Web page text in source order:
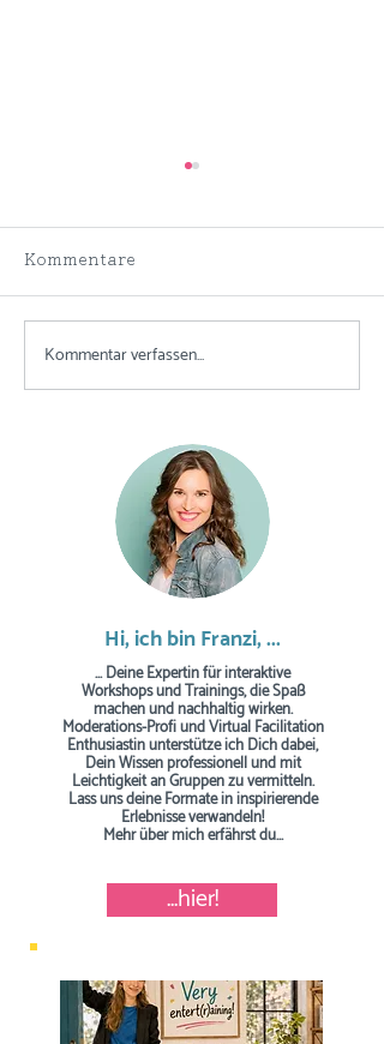
Was ist Concept
Kommentare
Kommentar verfassen...
Hi, ich bin Franzi, ...
... Deine Expertin für interaktive
Workshops und Trainings, die Spaß
machen und nachhaltig wirken.
Moderations-Profi und Virtual Facilitation
Enthusiastin unterstütze ich Dich dabei,
Dein Wissen professionell und mit
Leichtigkeit an Gruppen zu vermitteln.
Lass uns deine Formate in inspirierende
Erlebnisse verwandeln!
Mehr über mich erfährst du...
...hier!